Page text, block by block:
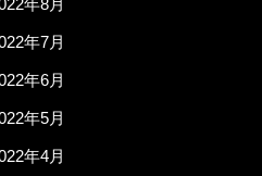
年8月
年7月
年6月
年5月
年4月